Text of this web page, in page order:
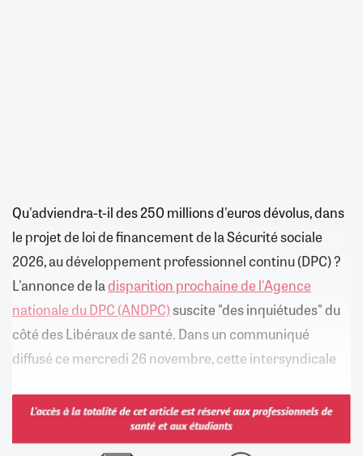
Qu'adviendra-t-il des 250 millions d'euros dévolus, dans
le projet de loi de financement de la Sécurité sociale
2026, au développement professionnel continu (DPC) ?
L'annonce de ladisparition prochaine de l'Agence
nationale du DPC (ANDPC)suscite "des inquiétudes" du
côté des Libéraux de santé. Dans un communiqué
diffusé ce mercredi 26 novembre, cette intersyndicale